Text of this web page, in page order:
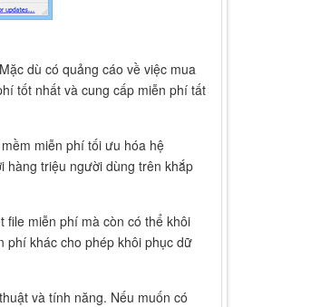
dù có quảng cáo về việc mua
tốt nhất và cung cấp miễn phí tất
miễn phí tối ưu hóa hệ
hàng triệu người dùng trên khắp
miễn phí mà còn có thể khôi
phí khác cho phép khôi phục dữ
và tính năng. Nếu muốn có